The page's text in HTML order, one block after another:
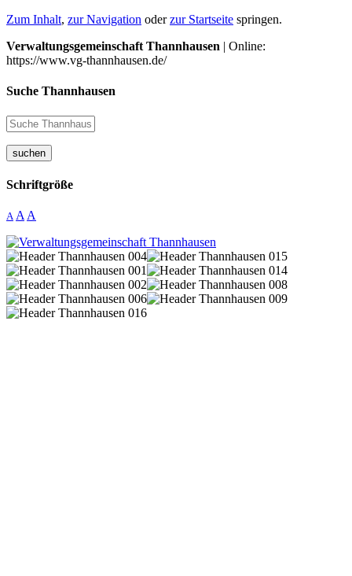
Zum Inhalt, zur Navigation oderzur Startseite springen.
Verwaltungsgemeinschaft Thannhausen | Online:
https://www.vg-thannhausen.de/
Suche Thannhausen
suchen
Schriftgröße
A A A